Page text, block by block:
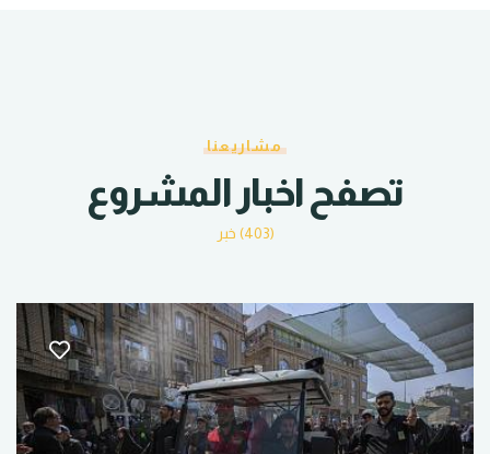
مشاريعنا
تصفح اخبار المشروع
(403) خبر